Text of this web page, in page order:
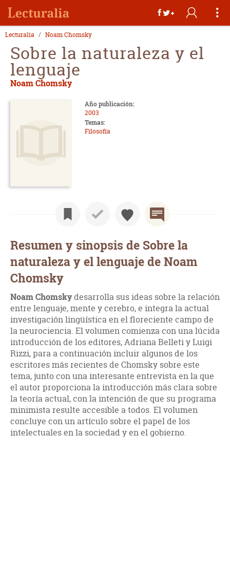
Lecturalia Noam Chomsky
Sobre la naturaleza y el
lenguaje
Noam Chomsky
Año publicación:
2003
Temas:
Filosofía
Resumen y sinopsis de Sobre la
naturaleza y el lenguaje de Noam
Chomsky
Noam Chomskydesarrolla sus ideas sobre la relación
entre lenguaje, mente y cerebro, e integra la actual
investigación lingüística en el floreciente campo de
la neurociencia. El volumen comienza con una lúcida
introducción de los editores, Adriana Belleti y Luigi
Rizzi, para a continuación incluir algunos de los
escritores más recientes de Chomsky sobre este
tema, junto con una interesante entrevista en la que
el autor proporciona la introducción más clara sobre
la teoría actual, con la intención de que su programa
minimista resulte accesible a todos. El volumen
concluye con un artículo sobre el papel de los
intelectuales en la sociedad y en el gobierno.